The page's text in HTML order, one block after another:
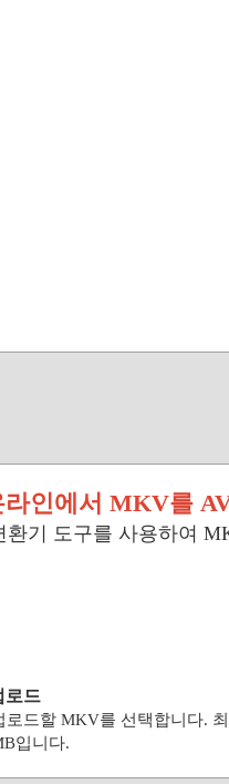
라인에서 MKV를
기 도구를 사용하여
로드
드할 MKV를 선택합니다. 최
입니다.